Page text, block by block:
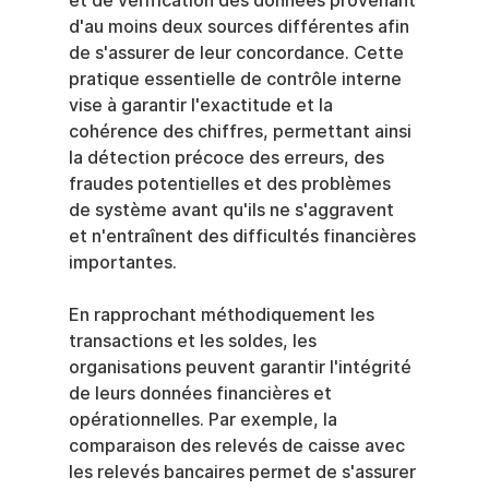
d'au moins deux sources différentes afin
de s'assurer de leur concordance. Cette
pratique essentielle de contrôle interne
vise à garantir l'exactitude et la
cohérence des chiffres, permettant ainsi
la détection précoce des erreurs, des
fraudes potentielles et des problèmes
de système avant qu'ils ne s'aggravent
et n'entraînent des difficultés financières
importantes.
En rapprochant méthodiquement les
transactions et les soldes, les
organisations peuvent garantir l'intégrité
de leurs données financières et
opérationnelles. Par exemple, la
comparaison des relevés de caisse avec
les relevés bancaires permet de s'assurer